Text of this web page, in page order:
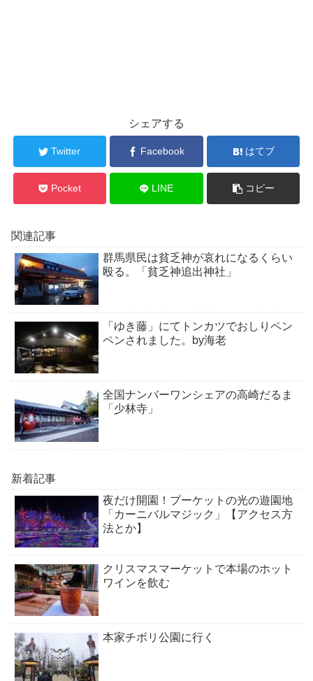
シェアする
Twitter Facebook はてブ
Pocket LINE コピー
関連記事
群馬県民は貧乏神が哀れになるくらい
殴る。「貧乏神追出神社」
「ゆき藤」にてトンカツでおしりペン
ペンされました。by海老
全国ナンバーワンシェアの高崎だるま
「少林寺」
新着記事
夜だけ開園！プーケットの光の遊園地
「カーニバルマジック」【アクセス方
法とか】
クリスマスマーケットで本場のホット
ワインを飲む
本家チボリ公園に行く